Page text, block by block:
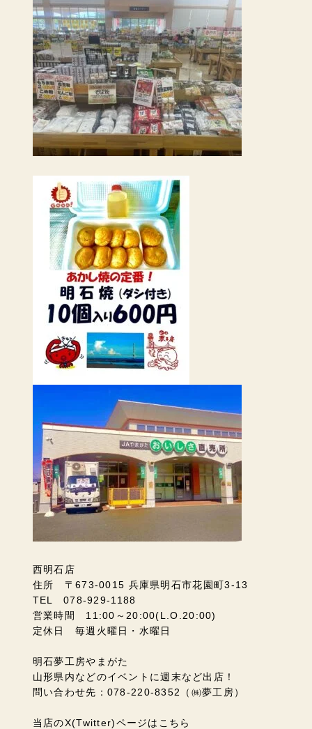
西明石店
住所 〒673-0015 兵庫県明石市花園町3-13
TEL 078-929-1188
営業時間 11:00～20:00(L.O.20:00)
定休日 毎週火曜日・水曜日
明石夢工房やまがた
山形県内などのイベントに週末など出店！
問い合わせ先：078-220-8352（㈱夢工房）
当店のX(Twitter)ページはこちら